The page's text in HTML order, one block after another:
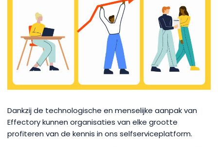
Dankzij de technologische en menselijke aanpak van
Effectory kunnen organisaties van elke grootte
profiteren van de kennis in ons selfserviceplatform.